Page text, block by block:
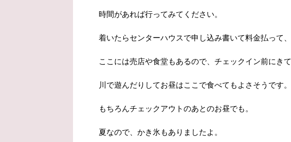
時間があれば行ってみてください。
着いたらセンターハウスで申し込み書いて料金払って、
ここには売店や食堂もあるので、チェックイン前にきて
川で遊んだりしてお昼はここで食べてもよさそうです。
もちろんチェックアウトのあとのお昼でも。
夏なので、かき氷もありましたよ。